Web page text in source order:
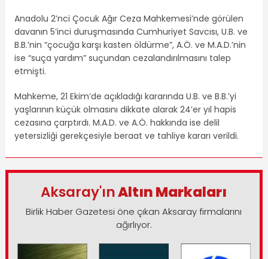
Anadolu 2’nci Çocuk Ağır Ceza Mahkemesi’nde görülen
davanın 5’inci duruşmasında Cumhuriyet Savcısı, U.B. ve
B.B.’nin “çocuğa karşı kasten öldürme”, A.Ö. ve M.A.D.’nin
ise “suça yardım” suçundan cezalandırılmasını talep
etmişti.
Mahkeme, 21 Ekim’de açıkladığı kararında U.B. ve B.B.’yi
yaşlarının küçük olmasını dikkate alarak 24’er yıl hapis
cezasına çarptırdı. M.A.D. ve A.Ö. hakkında ise delil
yetersizliği gerekçesiyle beraat ve tahliye kararı verildi.
Aksaray'ınAltın Markaları
Birlik Haber Gazetesi öne çıkan Aksaray firmalarını
ağırlıyor.